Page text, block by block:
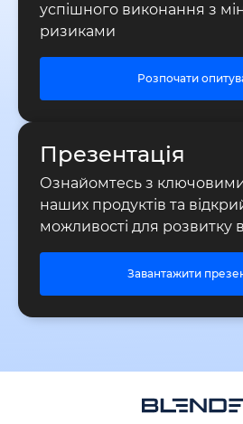
успішного виконання з
ризиками
Розпочати
Презентація
Ознайомтесь з
наших продуктів та
можливості для розвитку
Завантажити